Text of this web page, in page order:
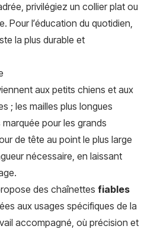
privilégiez un collier plat ou
Pour l’éducation du quotidien,
la plus durable et
aux petits chiens et aux
; les mailles plus longues
pour les grands
de tête au point le plus large
nécessaire, en laissant
des chaînettes fiables
aux usages spécifiques de la
accompagné, où précision et